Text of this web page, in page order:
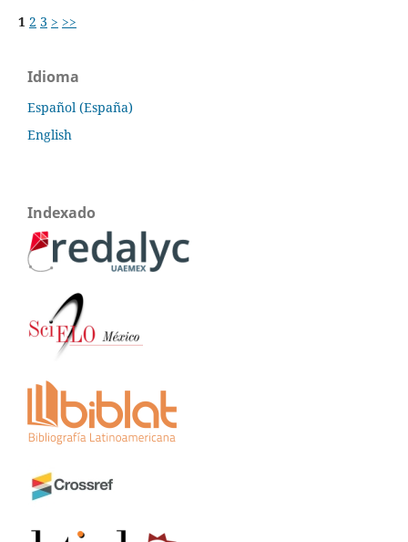
1 2 3 > >>
Idioma
Español (España)
English
Indexado